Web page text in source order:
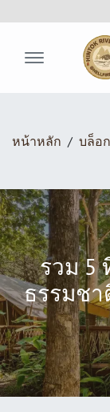
หน้าหลัก บล็อก
รวม 5
ธรรมช